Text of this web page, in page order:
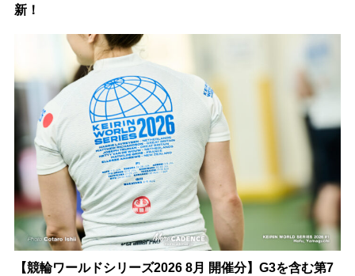
新！
【競輪ワールドシリーズ2026 8月 開催分】G3を含む第7